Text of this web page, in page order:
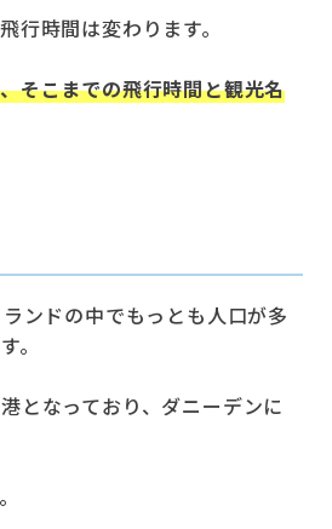
行時間は変わります。
そこまでの飛行時間と観光名
ンドの中でもっとも人口が多
。
となっており、ダニーデンに